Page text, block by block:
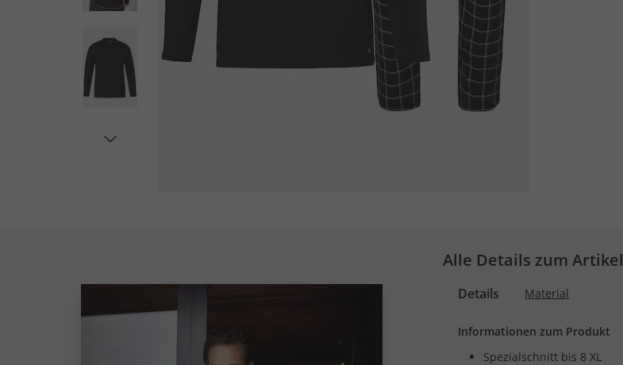
Alle Details zum Artikel
Details Material
Informationen zum Produkt
Spezialschnitt bis 8 XL